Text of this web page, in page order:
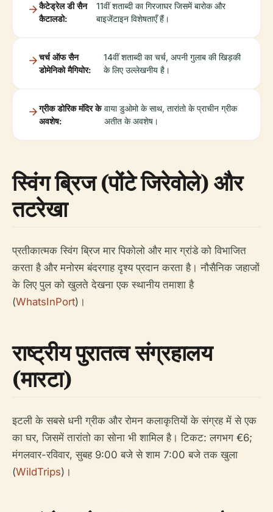
कैटेड्रेल डी सैन
कैटालडो:
11वीं शताब्दी का गिरजाघर जिसमें बारोक और
बाइजेंटाइन विशेषताएँ हैं।
चर्च ऑफ सैन
डोमेनिको मैगियोर:
14वीं शताब्दी का चर्च, अपनी गुलाब की खिड़की
के लिए उल्लेखनीय है।
ग्रीक डोरिक मंदिर के
अवशेष:
वाया डुओमो के साथ, तारांतो के प्राचीन ग्रीक
अतीत के अवशेष।
स्विंग ब्रिज (पोंटे जिरेवोले) और
तटरेखा
प्रतीकात्मक स्विंग ब्रिज मार पिकोलो और मार ग्रांडे को विभाजित
करता है और मनोरम बंदरगाह दृश्य प्रदान करता है। नौसैनिक जहाजों
के लिए पुल को खुलते देखना एक स्थानीय तमाशा है
(WhatsInPort)।
राष्ट्रीय पुरातत्व संग्रहालय
(मारटा)
इटली के सबसे धनी ग्रीक और रोमन कलाकृतियों के संग्रह में से एक
का घर, जिसमें तारांतो का सोना भी शामिल है। टिकट: लगभग €6;
मंगलवार-रविवार, सुबह 9:00 बजे से शाम 7:00 बजे तक खुला
(WildTrips)।